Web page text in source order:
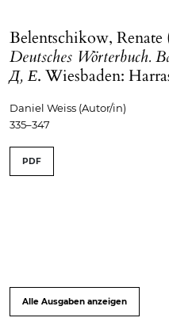
Belentschikow, Renate
Deutsches Wörterbuch.
Д, Е. Wiesbaden:
Daniel Weiss (Autor/in)
335–347
PDF
Alle Ausgaben anzeigen